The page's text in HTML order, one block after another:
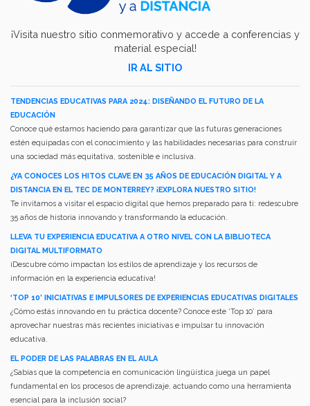
¡Visita nuestro sitio conmemorativo y accede a conferencias y
material especial!
IR AL SITIO
TENDENCIAS EDUCATIVAS PARA 2024: DISEÑANDO EL FUTURO DE LA
EDUCACIÓN
Conoce qué estamos haciendo para garantizar que las futuras generaciones
estén equipadas con el conocimiento y las habilidades necesarias para construir
una sociedad más equitativa, sostenible e inclusiva.
¿YA CONOCES LOS HITOS CLAVE EN 35 AÑOS DE EDUCACIÓN DIGITAL Y A
DISTANCIA EN EL TEC DE MONTERREY? ¡EXPLORA NUESTRO SITIO!
Te invitamos a visitar el espacio digital que hemos preparado para ti: redescubre
35 años de historia innovando y transformando la educación.
LLEVA TU EXPERIENCIA EDUCATIVA A OTRO NIVEL CON LA BIBLIOTECA
DIGITAL MULTIFORMATO
¡Descubre cómo impactan los estilos de aprendizaje y los recursos de
información en la experiencia educativa!
‘TOP 10’ INICIATIVAS E IMPULSORES DE EXPERIENCIAS EDUCATIVAS DIGITALES
¿Cómo estás innovando en tu práctica docente? Conoce este ‘Top 10’ para
aprovechar nuestras más recientes iniciativas e impulsar tu innovación
educativa.
EL PODER DE LAS PALABRAS EN EL AULA
¿Sabías que la competencia en comunicación lingüística juega un papel
fundamental en los procesos de aprendizaje, actuando como una herramienta
esencial para la inclusión social?